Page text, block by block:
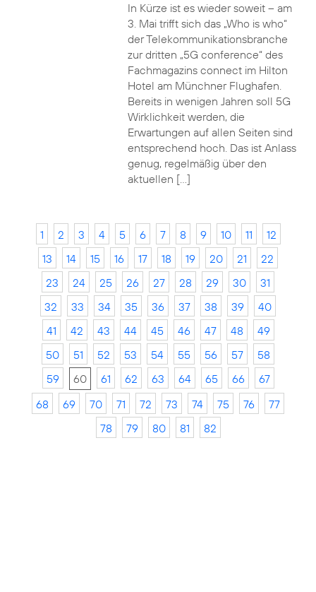
In Kürze ist es wieder soweit – am
3. Mai trifft sich das „Who is who“
der Telekommunikationsbranche
zur dritten „5G conference“ des
Fachmagazins connect im Hilton
Hotel am Münchner Flughafen.
Bereits in wenigen Jahren soll 5G
Wirklichkeit werden, die
Erwartungen auf allen Seiten sind
entsprechend hoch. Das ist Anlass
genug, regelmäßig über den
aktuellen […]
1 2 3 4 5 6 7 8 9 10 11
12
13
14 15 16 17 18 19 20 21
22
23
24 25 26 27 28 29 30
31
32
33 34 35 36 37 38 39
40
41
42 43 44 45 46 47 48
49
50
51 52 53 54 55 56 57
58
59
60 61 62 63 64 65 66
67
68
69 70 71 72 73 74 75 76
77
78
79 80 81 82